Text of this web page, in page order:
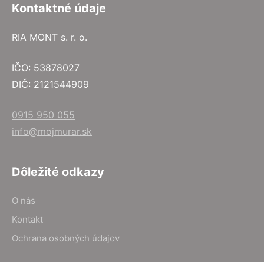
Kontaktné údaje
RIA MONT s. r. o.
IČO: 53878027
DIČ: 2121544909
0915 950 055
info@mojmurar.sk
Dôležité odkazy
O nás
Kontakt
Ochrana osobných údajov